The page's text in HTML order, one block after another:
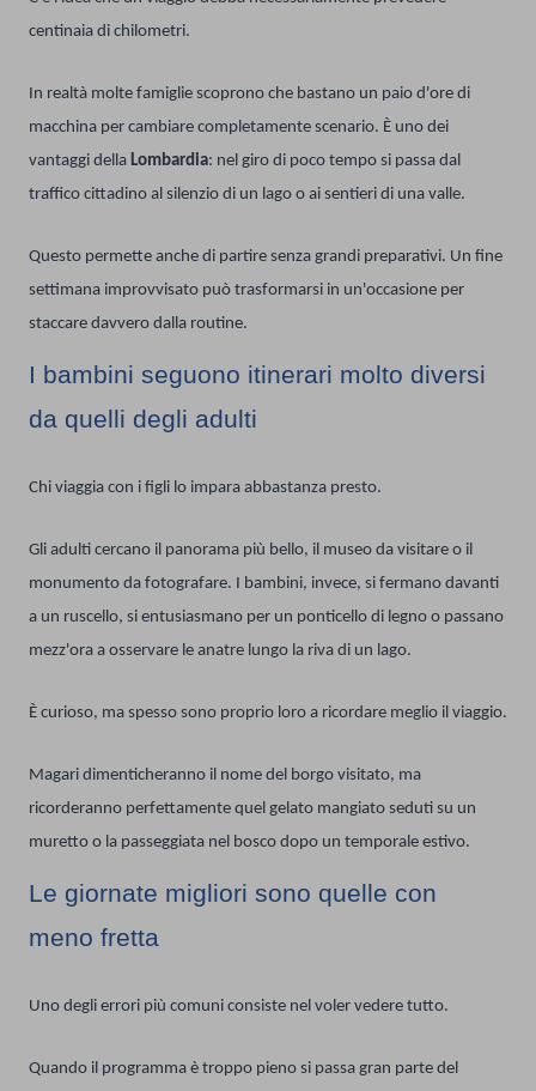
centinaia di chilometri.
In realtà molte famiglie scoprono che bastano un paio d'ore di
macchina per cambiare completamente scenario. È uno dei
vantaggi della Lombardia: nel giro di poco tempo si passa dal
traffico cittadino al silenzio di un lago o ai sentieri di una valle.
Questo permette anche di partire senza grandi preparativi. Un fine
settimana improvvisato può trasformarsi in un'occasione per
staccare davvero dalla routine.
I bambini seguono itinerari molto diversi
da quelli degli adulti
Chi viaggia con i figli lo impara abbastanza presto.
Gli adulti cercano il panorama più bello, il museo da visitare o il
monumento da fotografare. I bambini, invece, si fermano davanti
a un ruscello, si entusiasmano per un ponticello di legno o passano
mezz'ora a osservare le anatre lungo la riva di un lago.
È curioso, ma spesso sono proprio loro a ricordare meglio il viaggio.
Magari dimenticheranno il nome del borgo visitato, ma
ricorderanno perfettamente quel gelato mangiato seduti su un
muretto o la passeggiata nel bosco dopo un temporale estivo.
Le giornate migliori sono quelle con
meno fretta
Uno degli errori più comuni consiste nel voler vedere tutto.
Quando il programma è troppo pieno si passa gran parte del